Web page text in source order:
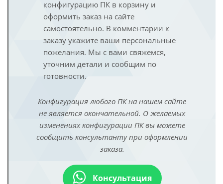
конфигурацию ПК в корзину и
оформить заказ на сайте
самостоятельно. В комментарии к
заказу укажите ваши персональные
пожелания. Мы с вами свяжемся,
уточним детали и сообщим по
готовности.
Конфигурация любого ПК на нашем сайте
не является окончательной. О желаемых
изменениях конфигурации ПК вы можете
сообщить консультанту при оформлении
заказа.
Консультация